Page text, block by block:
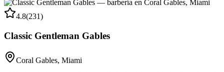
4.8(231)
Classic Gentleman Gables
Coral Gables, Miami